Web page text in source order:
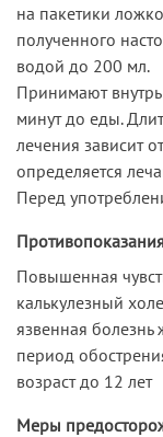
на пакетики
полученного
водой до 200 мл.
Принимают
минут до еды.
лечения зависит
определяется
Перед
Повышенная
калькулезный
язвенная
период
возраст до 12 лет
Меры